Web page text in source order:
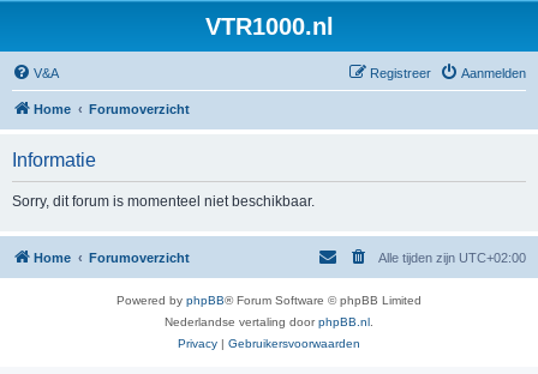
VTR1000.nl
V&A Aanmelden
Registreer
Home Forumoverzicht
Informatie
Sorry, dit forum is momenteel niet beschikbaar.
Home Forumoverzicht Alle tijden zijn UTC+02:00
Powered by phpBB® Forum Software © phpBB Limited
Nederlandse vertaling doorphpBB.nl
Privacy | Gebruikersvoorwaarden